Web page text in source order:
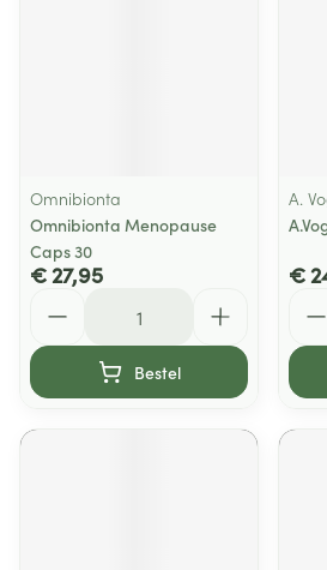
Omnibionta
Omnibionta Menopause
Caps 30
€ 27,95
Bestel
A.
€